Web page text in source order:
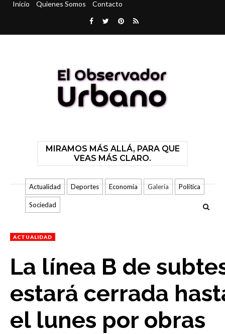
Inicio Quienes Somos Contacto
MIRAMOS MÁS ALLÁ, PARA QUE
VEAS MÁS CLARO.
Actualidad Deportes Economía Galería Politica
Sociedad
ACTUALIDAD
La línea B de
estará cerrada
el lunes por obras